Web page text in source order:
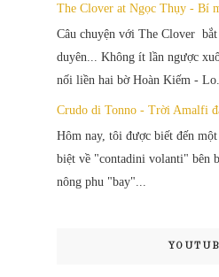
The Clover at Ngọc Thụy - Bí
Câu chuyện với The Clover
duyên... Không ít lần ngược
nối liền hai bờ Hoàn Kiếm -
Crudo di Tonno - Trời Amalfi
Hôm nay, tôi được biết đến một
biệt về "contadini volanti" bên
nông phu "bay"...